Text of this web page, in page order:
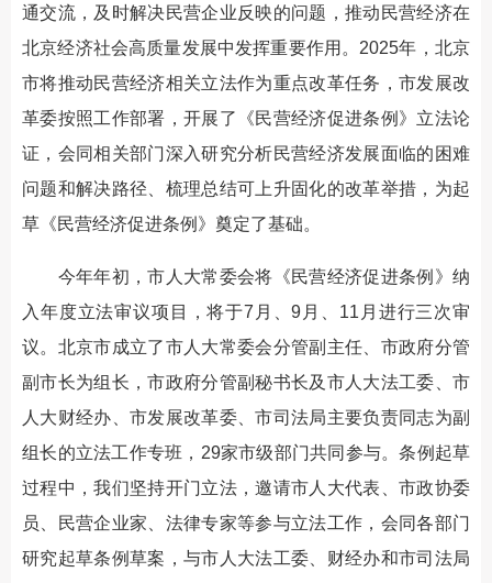
通交流，及时解决民营企业反映的问题，推动民营经济在
北京经济社会高质量发展中发挥重要作用。2025年，北京
市将推动民营经济相关立法作为重点改革任务，市发展改
革委按照工作部署，开展了《民营经济促进条例》立法论
证，会同相关部门深入研究分析民营经济发展面临的困难
问题和解决路径、梳理总结可上升固化的改革举措，为起
草《民营经济促进条例》奠定了基础。
今年年初，市人大常委会将《民营经济促进条例》纳
入年度立法审议项目，将于7月、9月、11月进行三次审
议。北京市成立了市人大常委会分管副主任、市政府分管
副市长为组长，市政府分管副秘书长及市人大法工委、市
人大财经办、市发展改革委、市司法局主要负责同志为副
组长的立法工作专班，29家市级部门共同参与。条例起草
过程中，我们坚持开门立法，邀请市人大代表、市政协委
员、民营企业家、法律专家等参与立法工作，会同各部门
研究起草条例草案，与市人大法工委、财经办和市司法局